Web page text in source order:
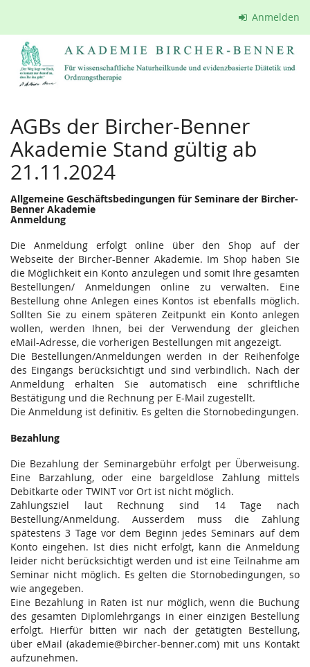
Inhalt
springen
Anmelden
AGBs der Bircher-Benner
Akademie Stand gültig ab
21.11.2024
Allgemeine Geschäftsbedingungen für Seminare der Bircher-
Benner Akademie
Anmeldung
Die Anmeldung erfolgt online über den Shop auf der
Webseite der Bircher-Benner Akademie. Im Shop haben Sie
die Möglichkeit ein Konto anzulegen und somit Ihre gesamten
Bestellungen/ Anmeldungen online zu verwalten. Eine
Bestellung ohne Anlegen eines Kontos ist ebenfalls möglich.
Sollten Sie zu einem späteren Zeitpunkt ein Konto anlegen
wollen, werden Ihnen, bei der Verwendung der gleichen
eMail-Adresse, die vorherigen Bestellungen mit angezeigt.
Die Bestellungen/Anmeldungen werden in der Reihenfolge
des Eingangs berücksichtigt und sind verbindlich. Nach der
Anmeldung erhalten Sie automatisch eine schriftliche
Bestätigung und die Rechnung per E-Mail zugestellt.
Die Anmeldung ist definitiv. Es gelten die Stornobedingungen.
Bezahlung
Die Bezahlung der Seminargebühr erfolgt per Überweisung.
Eine Barzahlung, oder eine bargeldlose Zahlung mittels
Debitkarte oder TWINT vor Ort ist nicht möglich.
Zahlungsziel laut Rechnung sind 14 Tage nach
Bestellung/Anmeldung. Ausserdem muss die Zahlung
spätestens 3 Tage vor dem Beginn jedes Seminars auf dem
Konto eingehen. Ist dies nicht erfolgt, kann die Anmeldung
leider nicht berücksichtigt werden und ist eine Teilnahme am
Seminar nicht möglich. Es gelten die Stornobedingungen, so
wie angegeben.
Eine Bezahlung in Raten ist nur möglich, wenn die Buchung
des gesamten Diplomlehrgangs in einer einzigen Bestellung
erfolgt. Hierfür bitten wir nach der getätigten Bestellung,
über eMail (akademie@bircher-benner.com) mit uns Kontakt
aufzunehmen.